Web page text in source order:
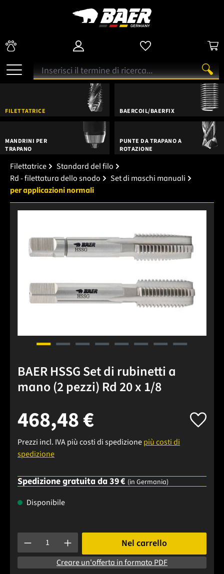
FILETTATRICE BAERCOIL/BAERFIX
MANDRINI PER
TRAPANO
PUNTE DA TRAPANO A
ROTAZIONE
Filettatrice
Standard del filo
Rd - filettatura dello snodo
Set di maschi manuali
per applicazioni normali
BAER HSSG Set di rubinetti a
mano (2 pezzi) Rd 20 x 1/8
468,48 €
Prezzi incl. IVA più costi di spedizionepiù costi di
spedizione
Spedizione gratuita da 39 € (in Germania)
Disponibile
Quantità del prodotto: inserisci la quantità desiderata o
Nel carrello
Creare un'offerta in formato PDF